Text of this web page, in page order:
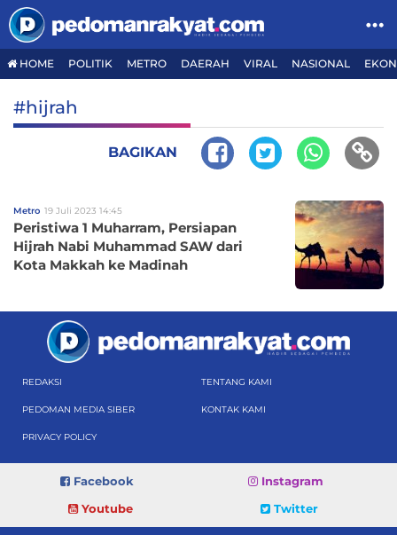
HOME POLITIK METRO DAERAH VIRAL NASIONAL
#hijrah
BAGIKAN
Metro 19 Juli 2023 14:45
Peristiwa 1 Muharram, Persiapan
Hijrah Nabi Muhammad SAW dari
Kota Makkah ke Madinah
REDAKSI TENTANG KAMI
PEDOMAN MEDIA SIBER KONTAK KAMI
PRIVACY POLICY
Facebook
Instagram
Youtube
Twitter